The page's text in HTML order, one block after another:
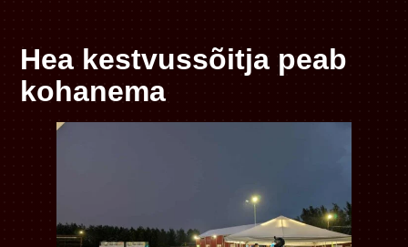
Hea kestvussõitja peab
kohanema